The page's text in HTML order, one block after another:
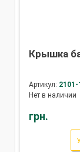
Крышка
Артикул: 2101-
Нет в наличии
грн.